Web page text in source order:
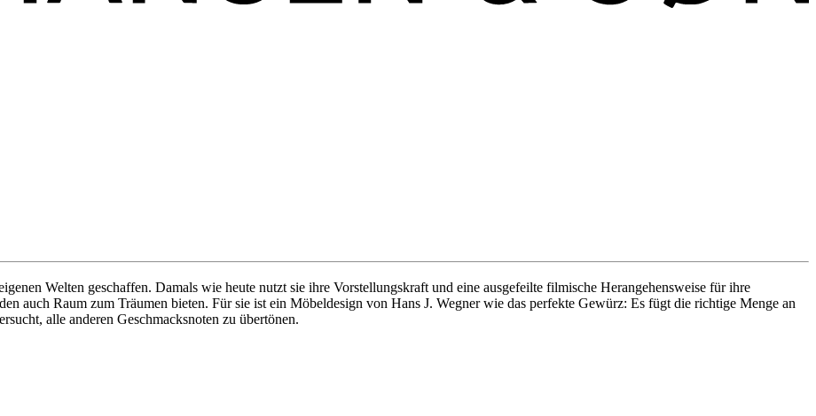
Welten geschaffen. Damals wie heute nutzt sie ihre Vorstellungskraft und eine ausgefeilte filmische Herangehensweise für ihre
auch Raum zum Träumen bieten. Für sie ist ein Möbeldesign von Hans J. Wegner wie das perfekte Gewürz: Es fügt die richtige Menge an
alle anderen Geschmacksnoten zu übertönen.